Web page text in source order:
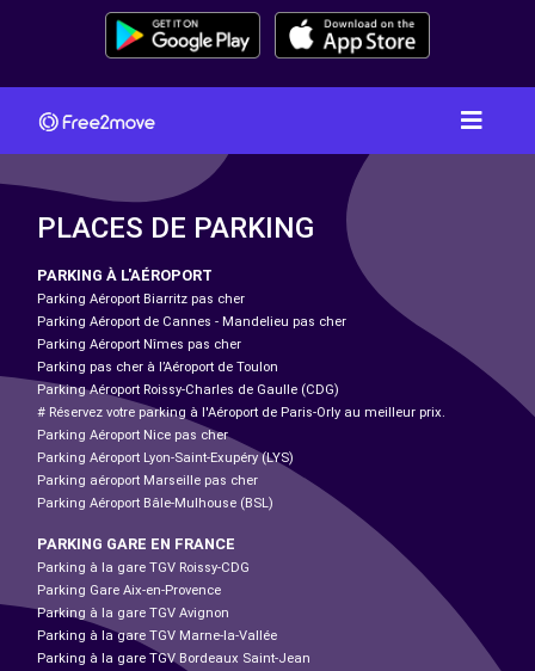
PLACES DE PARKING
PARKING À L'AÉROPORT
Parking Aéroport Biarritz pas cher
Parking Aéroport de Cannes - Mandelieu pas cher
Parking Aéroport Nîmes pas cher
Parking pas cher à l’Aéroport de Toulon
Parking Aéroport Roissy-Charles de Gaulle (CDG)
# Réservez votre parking à l'Aéroport de Paris-Orly au meilleur prix.
Parking Aéroport Nice pas cher
Parking Aéroport Lyon-Saint-Exupéry (LYS)
Parking aéroport Marseille pas cher
Parking Aéroport Bâle-Mulhouse (BSL)
PARKING GARE EN FRANCE
Parking à la gare TGV Roissy-CDG
Parking Gare Aix-en-Provence
Parking à la gare TGV Avignon
Parking à la gare TGV Marne-la-Vallée
Parking à la gare TGV Bordeaux Saint-Jean